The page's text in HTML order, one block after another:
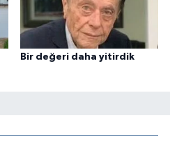
Bir değeri daha yitirdik